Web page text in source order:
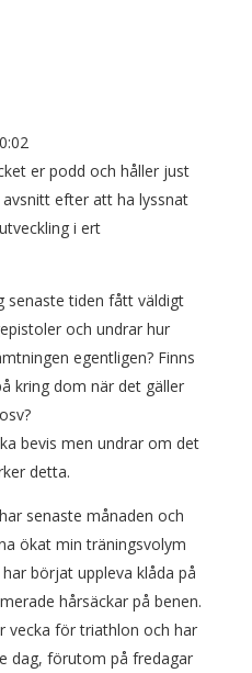
er podd och håller just
efter att ha lyssnat
i ert
senaste tiden fått väldigt
och undrar hur
egentligen? Finns
kring dom när det gäller
bevis men undrar om det
detta.
senaste månaden och
ökat min träningsvolym
börjat uppleva klåda på
hårsäckar på benen.
vecka för triathlon och har
dag, förutom på fredagar